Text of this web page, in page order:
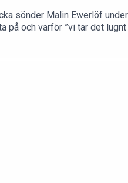
sönder Malin Ewerlöf
och varför ”vi tar det lugnt
om sin minst sagt speciella
blir farthets, social panik,
till Spring med